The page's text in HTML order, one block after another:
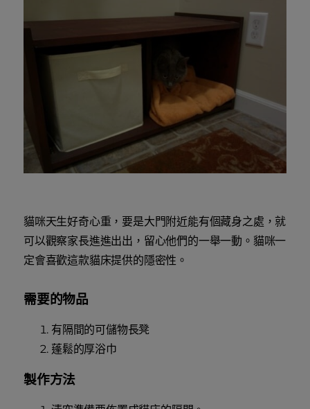
貓咪天生好奇心重，要是大門附近能有個藏身之處，就
可以觀察家長進進出出，留心他們的一舉一動。貓咪一
定會喜歡這款貓床提供的隱密性。
需要的物品
有隔間的可儲物長凳
蓬鬆的厚浴巾
製作方法